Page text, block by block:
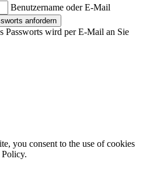
Benutzername oder E-Mail
anfordern
Passworts wird per E-Mail an Sie
you consent to the use of cookies